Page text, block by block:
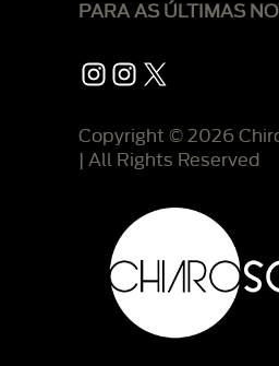
PARA AS ÚLTIMAS
Instagram
Instagram
X
Copyright © 2026
| All Rights Reserved